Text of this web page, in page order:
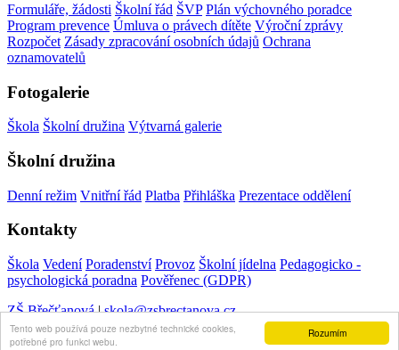
Rozumím
Tento web používá pouze nezbytné technické cookies,
potřebné pro funkci webu.
Formuláře, žádosti Školní řád ŠVP Plán výchovného poradce
Program prevence Úmluva o právech dítěte Výroční zprávy
Rozpočet Zásady zpracování osobních údajů Ochrana
oznamovatelů
Fotogalerie
Škola Školní družina Výtvarná galerie
Školní družina
Denní režim Vnitřní řád Platba Přihláška Prezentace oddělení
Kontakty
Škola Vedení Poradenství Provoz Školní jídelna Pedagogicko -
psychologická poradna Pověřenec (GDPR)
ZŠ Břečťanová|skola@zsbrectanova.cz